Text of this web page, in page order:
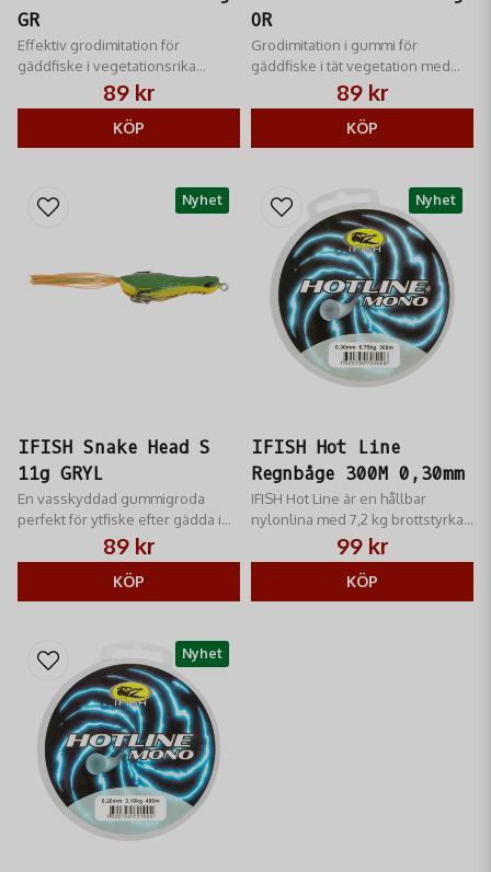
GR
Effektiv grodimitation för
gäddfiske i vegetationsrika
vatten, med vasskyddad krok och
realistisk design.
89 kr
KÖP
OR
Grodimitation i gummi för
gäddfiske i tät vegetation med
vasskyddad krok för effektiva
ytanpassade kast.
89 kr
KÖP
IFISH Snake Head S
11g GRYL
En vasskyddad gummigroda
perfekt för ytfiske efter gädda i
tuff vegetation.89 kr
KÖP
Nyhet
IFISH Hot Line
Regnbåge 300M 0,30mm
IFISH Hot Line är en hållbar
nylonlina med 7,2 kg brottstyrka,
perfekt för öringfiske.
99 kr
KÖP
Nyhet
Nyhet